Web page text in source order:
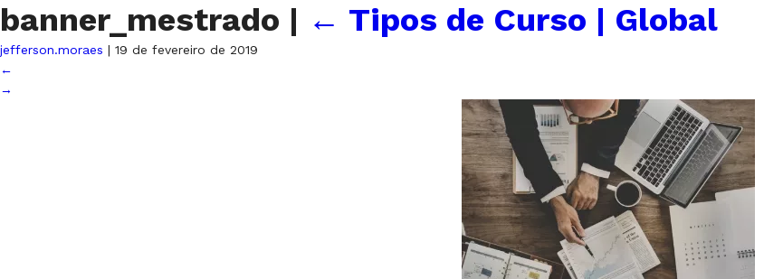
banner_mestrado | ← Tipos de Curso | Global
jefferson.moraes | 19 de fevereiro de 2019
←
→